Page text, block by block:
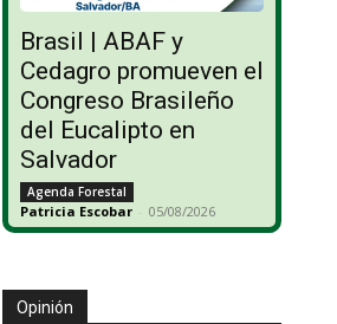
Brasil | ABAF y
Cedagro promueven el
Congreso Brasileño
del Eucalipto en
Salvador
Agenda Forestal
Patricia Escobar - 05/08/2026
Opinión